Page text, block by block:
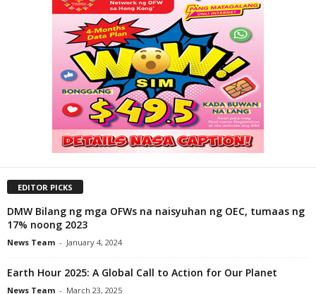
EDITOR PICKS
DMW Bilang ng mga OFWs na naisyuhan ng OEC, tumaas ng
17% noong 2023
News Team - January 4, 2024
Earth Hour 2025: A Global Call to Action for Our Planet
News Team - March 23, 2025